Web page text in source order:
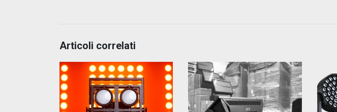
Articoli correlati